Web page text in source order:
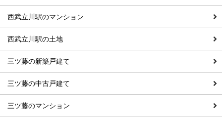
西武立川駅のマンション
西武立川駅の土地
三ツ藤の新築戸建て
三ツ藤の中古戸建て
三ツ藤のマンション